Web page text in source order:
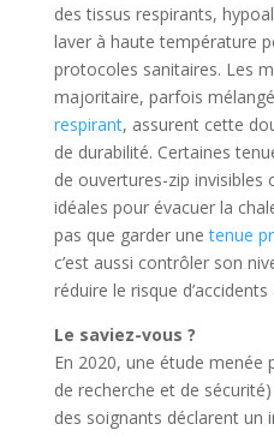
des tissus respirants,
laver à haute température
protocoles sanitaires. Les
majoritaire, parfois
respirant, assurent cette
de durabilité. Certaines
de ouvertures-zip invisibles
idéales pour évacuer la
pas que garder unetenue
c’est aussi contrôler son
réduire le risque
Le saviez-vous ?
En 2020, une étude menée
de recherche et de
des soignants déclarent un